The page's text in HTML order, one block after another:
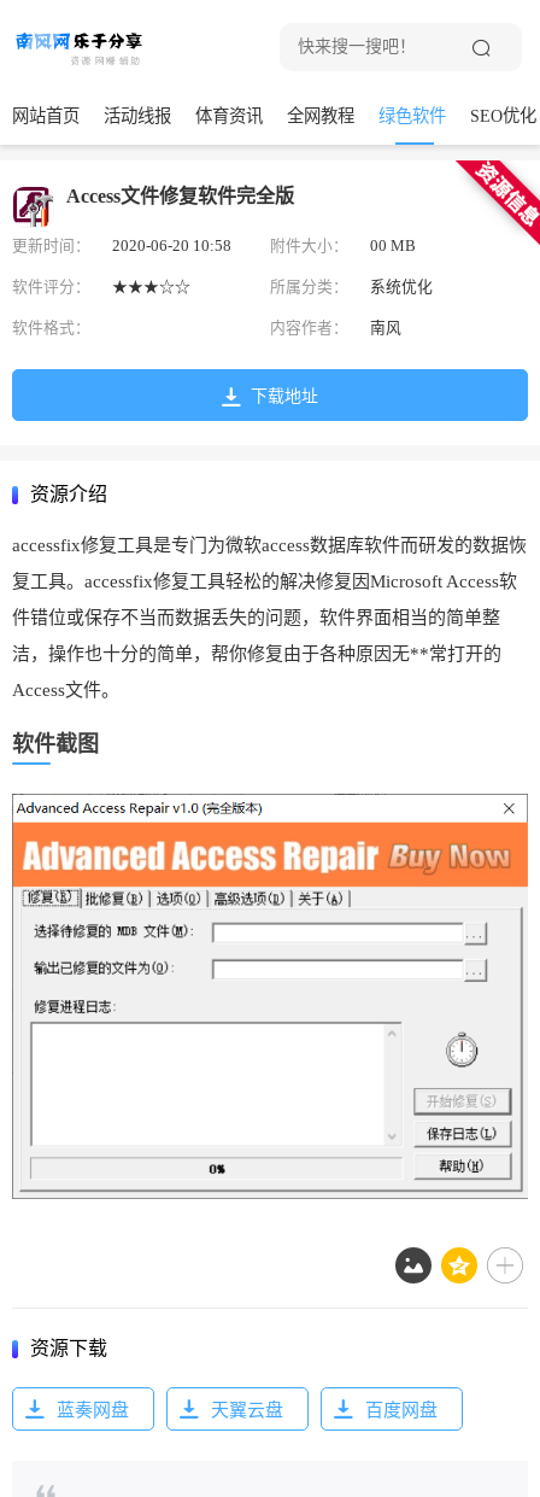
网站首页 活动线报 体育资讯 全网教程 绿色软件 SEO优化
Access文件修复软件完全版
更新时间： 2020-06-20 10:58 附件大小： 00 MB
软件评分： ★★★☆☆ 所属分类： 系统优化
软件格式： 内容作者： 南风
下载地址
资源介绍
accessfix修复工具是专门为微软access数据库软件而研发的数据恢
复工具。accessfix修复工具轻松的解决修复因Microsoft Access软
件错位或保存不当而数据丢失的问题，软件界面相当的简单整
洁，操作也十分的简单，帮你修复由于各种原因无**常打开的
Access文件。
软件截图
资源下载
蓝奏网盘 天翼云盘 百度网盘